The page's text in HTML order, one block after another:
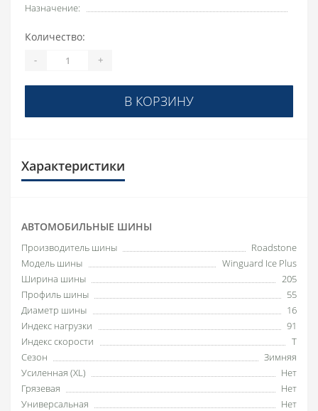
Назначение:
Количество:
- +
В КОРЗИНУ
Характеристики
АВТОМОБИЛЬНЫЕ ШИНЫ
Производитель шины
Roadstone
Модель шины
Winguard Ice Plus
Ширина шины
205
Профиль шины
55
Диаметр шины
16
Индекс нагрузки
91
Индекс скорости
T
Сезон
Зимняя
Усиленная (XL)
Нет
Грязевая
Нет
Универсальная
Нет